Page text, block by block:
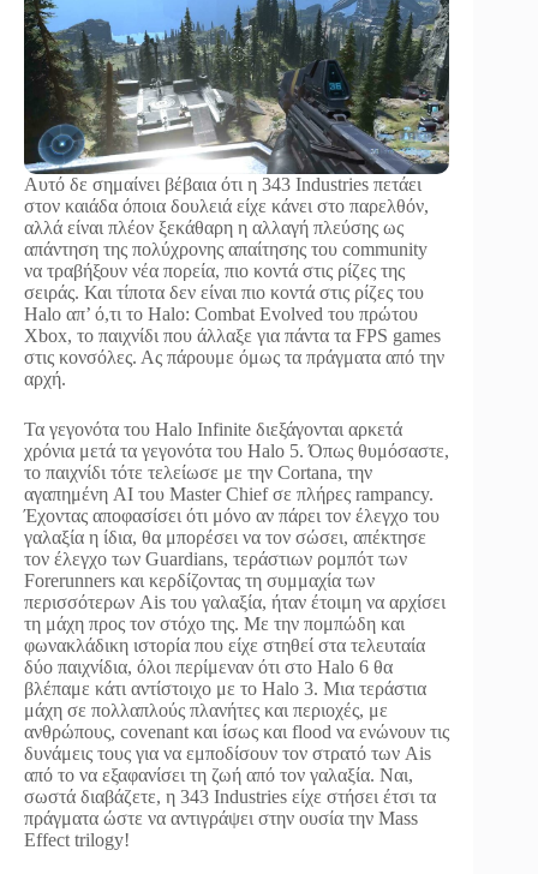
Αυτό δε σημαίνει βέβαια ότι η 343 Industries πετάει
στον καιάδα όποια δουλειά είχε κάνει στο παρελθόν,
αλλά είναι πλέον ξεκάθαρη η αλλαγή πλεύσης ως
απάντηση της πολύχρονης απαίτησης του community
να τραβήξουν νέα πορεία, πιο κοντά στις ρίζες της
σειράς. Και τίποτα δεν είναι πιο κοντά στις ρίζες του
Halo απ’ ό,τι το Halo: Combat Evolved του πρώτου
Xbox, το παιχνίδι που άλλαξε για πάντα τα FPS games
στις κονσόλες. Ας πάρουμε όμως τα πράγματα από την
αρχή.
Τα γεγονότα του Halo Infinite διεξάγονται αρκετά
χρόνια μετά τα γεγονότα του Halo 5. Όπως θυμόσαστε,
το παιχνίδι τότε τελείωσε με την Cortana, την
αγαπημένη AI του Master Chief σε πλήρες rampancy.
Έχοντας αποφασίσει ότι μόνο αν πάρει τον έλεγχο του
γαλαξία η ίδια, θα μπορέσει να τον σώσει, απέκτησε
τον έλεγχο των Guardians, τεράστιων ρομπότ των
Forerunners και κερδίζοντας τη συμμαχία των
περισσότερων Ais του γαλαξία, ήταν έτοιμη να αρχίσει
τη μάχη προς τον στόχο της. Με την πομπώδη και
φωνακλάδικη ιστορία που είχε στηθεί στα τελευταία
δύο παιχνίδια, όλοι περίμεναν ότι στο Halo 6 θα
βλέπαμε κάτι αντίστοιχο με το Halo 3. Μια τεράστια
μάχη σε πολλαπλούς πλανήτες και περιοχές, με
ανθρώπους, covenant και ίσως και flood να ενώνουν τις
δυνάμεις τους για να εμποδίσουν τον στρατό των Ais
από το να εξαφανίσει τη ζωή από τον γαλαξία. Ναι,
σωστά διαβάζετε, η 343 Industries είχε στήσει έτσι τα
πράγματα ώστε να αντιγράψει στην ουσία την Mass
Effect trilogy!